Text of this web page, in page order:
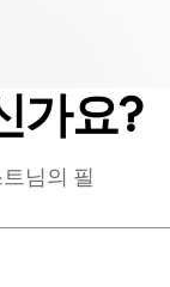
가요?
님의 필